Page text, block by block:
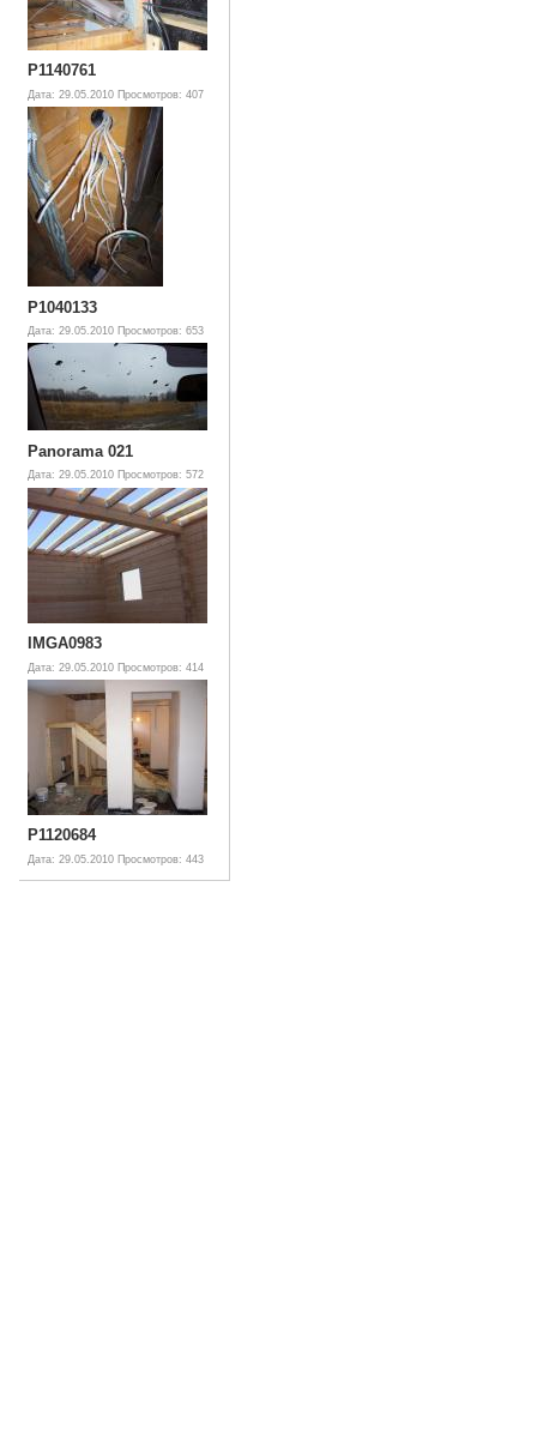
P1140761
Дата: 29.05.2010 Просмотров: 407
P1040133
Дата: 29.05.2010 Просмотров: 653
Panorama 021
Дата: 29.05.2010 Просмотров: 572
IMGA0983
Дата: 29.05.2010 Просмотров: 414
P1120684
Дата: 29.05.2010 Просмотров: 443